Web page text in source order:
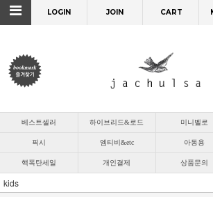
LOGIN JOIN CART
베스트셀러 하이브리드&로드 미니벨로
픽시 엠티비&etc 아동용
핵폭탄세일 개인결제 상품문의
kids